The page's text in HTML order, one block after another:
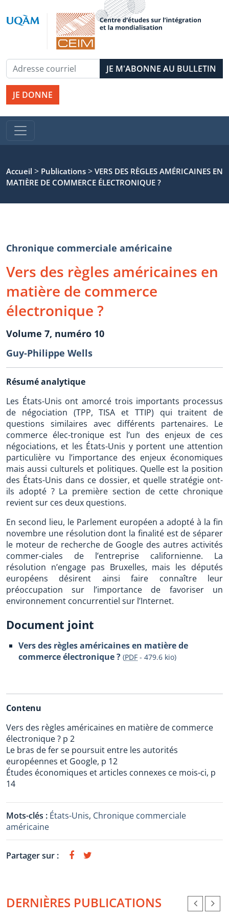
JE DONNE
Accueil > Publications > VERS DES RÈGLES AMÉRICAINES EN
MATIÈRE DE COMMERCE ÉLECTRONIQUE ?
Chronique commerciale américaine
Vers des règles américaines en
matière de commerce
électronique ?
Volume 7, numéro 10
Guy-Philippe Wells
Résumé analytique
Les États-Unis ont amorcé trois importants processus
de négociation (TPP, TISA et TTIP) qui traitent de
questions similaires avec différents partenaires. Le
commerce élec-tronique est l’un des enjeux de ces
négociations, et les États-Unis y portent une attention
particulière vu l’importance des enjeux économiques
mais aussi culturels et politiques. Quelle est la position
des États-Unis dans ce dossier, et quelle stratégie ont-
ils adopté ? La première section de cette chronique
revient sur ces deux questions.
En second lieu, le Parlement européen a adopté à la fin
novembre une résolution dont la finalité est de séparer
le moteur de recherche de Google des autres activités
commer-ciales de l’entreprise californienne. La
résolution n’engage pas Bruxelles, mais les députés
européens désirent ainsi faire connaître leur
préoccupation sur l’importance de favoriser un
environnement concurrentiel sur l’Internet.
Document joint
Vers des règles américaines en matière de
commerce électronique ? (PDF - 479.6 kio)
Contenu
Vers des règles américaines en matière de commerce
électronique ? p 2
Le bras de fer se poursuit entre les autorités
européennes et Google, p 12
Études économiques et articles connexes ce mois-ci, p
14
Mots-clés : États-Unis, Chronique commerciale
américaine
Partager sur :
DERNIÈRES PUBLICATIONS